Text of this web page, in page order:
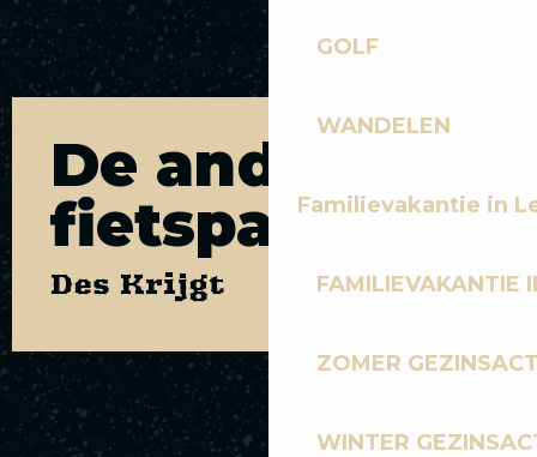
GOLF
WANDELEN
Familievakantie in
FAMILIEVAKANTIE
ZOMER
WINTER
De andere
fietspaden
Des Krijgt
L’ENCAPE